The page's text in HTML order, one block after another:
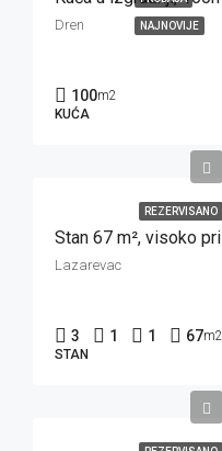
NAJNOVIJE
Dren
100m2
KUĆA
REZERVISANO
Stan 67 m², visoko
Lazarevac
3 1 1 67m2
STAN